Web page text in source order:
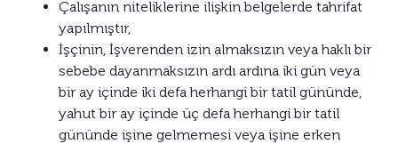
Çalışanın niteliklerine ilişkin belgelerde tahrifat
yapılmıştır,
İşçinin, İşverenden izin almaksızın veya haklı bir
sebebe dayanmaksızın ardı ardına iki gün veya
bir ay içinde iki defa herhangi bir tatil gününde,
yahut bir ay içinde üç defa herhangi bir tatil
gününde işine gelmemesi veya işine erken